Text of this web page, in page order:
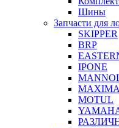
Шины
Запчасти для
SKIPPER
BRP
IPONE
MOTUL